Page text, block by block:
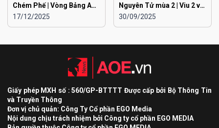
Chém Phế | Vòng Bảng AoE
Toàn Quốc Đại Chiến
EGOPLAY mùa 2
17/12/2025
Nguyên Tử mùa 2 | Viu 2 vs
Viu 1
30/09/2025
Giấy phép MXH số : 560/GP-BTTTT Được cấp bởi Bộ Thông Tin
và Truyền Thông
Đơn vị chủ quản: Công Ty Cổ phần EGO Media
Nội dung chịu trách nhiệm bởi Công ty cổ phần EGO MEDIA